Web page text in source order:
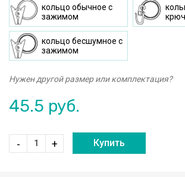
кольцо oбычное с
зажимом
кольцо бесшумное с
зажимом
Нужен другой размер или комплектация?
45.5 руб.
- + Купить